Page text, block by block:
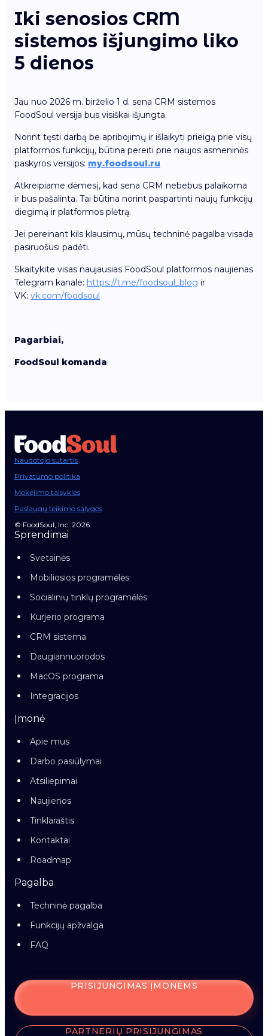
Iki senosios CRM
sistemos išjungimo liko
5 dienos
Jau nuo 2026 m. birželio 1 d. sena CRM sistemos
FoodSoul versija bus visiškai išjungta.
Norint tęsti darbą be apribojimų ir išlaikyti prieigą prie visų
platformos funkcijų, būtina pereiti prie naujos asmeninės
paskyros versijos: my.foodsoul.ru
Atkreipiame dėmesį, kad sena CRM nebebus palaikoma
ir bus pašalinta. Tai būtina norint paspartinti naujų funkcijų
diegimą ir platformos plėtrą.
Jei pereinant kils klausimų, mūsų techninė pagalba visada
pasiruošusi padėti.
Skaitykite visas naujausias FoodSoul platformos naujienas
Telegram kanale: https://t.me/foodsoul_blog ir
VK: vk.com/foodsoul
Pagarbiai,
FoodSoul komanda
Naudotojo sutartis
Privatumo politika
Mokėjimo taisyklės
Paslaugų teikimo sąlygos
© FoodSoul, Inc. 2026.
Sprendimai
Svetainės
Mobiliosios programėlės
Socialinių tinklų programėlės
Kurjerio programa
CRM sistema
Daugiannuorodos
MacOS programa
Integracijos
Įmonė
Apie mus
Darbo pasiūlymai
Atsiliepimai
Naujienos
Tinklaraštis
Kontaktai
Roadmap
Pagalba
Techninė pagalba
Funkcijų apžvalga
FAQ
PRISIJUNGIMAS ĮMONĖMS
PARTNERIŲ PRISIJUNGIMAS